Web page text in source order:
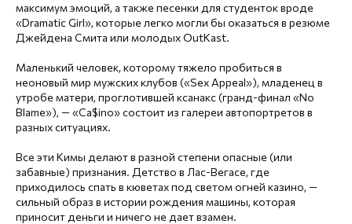
максимум эмоций, а также песенки для студенток вроде
«Dramatic Girl», которые легко могли бы оказаться в резюме
Джейдена Смита или молодых OutKast.
Маленький человек, которому тяжело пробиться в
неоновый мир мужских клубов («Sex Appeal»), младенец в
утробе матери, проглотившей ксанакс (гранд-финал «No
Blame»), — «Ca$ino» состоит из галереи автопортретов в
разных ситуациях.
Все эти Кимы делают в разной степени опасные (или
забавные) признания. Детство в Лас-Вегасе, где
приходилось спать в кюветах под светом огней казино, —
сильный образ в истории рождения машины, которая
приносит деньги и ничего не дает взамен.